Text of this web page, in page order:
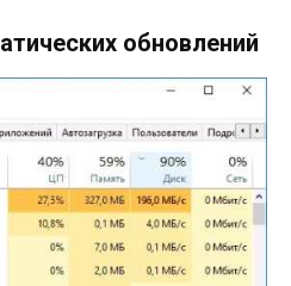
обновлений